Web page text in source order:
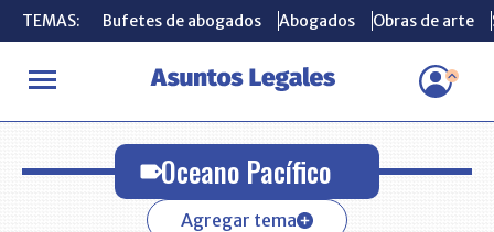
TEMAS: Bufetes de abogados Abogados Obras de arte
INICIO Oceano Pacífico
TEMAS: Bufetes de abogados Abogados Obras de arte
Oceano Pacífico
Agregar tema